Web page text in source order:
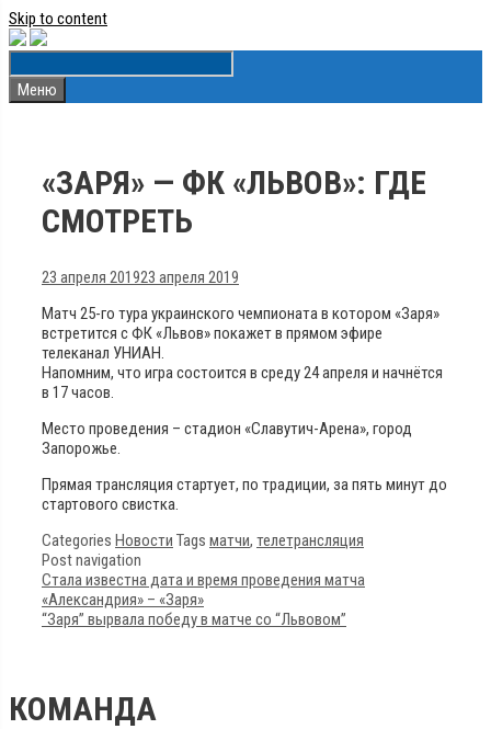
Skip to content
Меню
«ЗАРЯ» — ФК «ЛЬВОВ»: ГДЕ
СМОТРЕТЬ
23 апреля 201923 апреля 2019
Матч 25-го тура украинского чемпионата в котором «Заря»
встретится с ФК «Львов» покажет в прямом эфире
телеканал УНИАН.
Напомним, что игра состоится в среду 24 апреля и начнётся
в 17 часов.
Место проведения – стадион «Славутич-Арена», город
Запорожье.
Прямая трансляция стартует, по традиции, за пять минут до
стартового свистка.
Categories Новости Tags матчи, телетрансляция
Post navigation
Стала известна дата и время проведения матча
«Александрия» – «Заря»
“Заря” вырвала победу в матче со “Львовом”
КОМАНДА